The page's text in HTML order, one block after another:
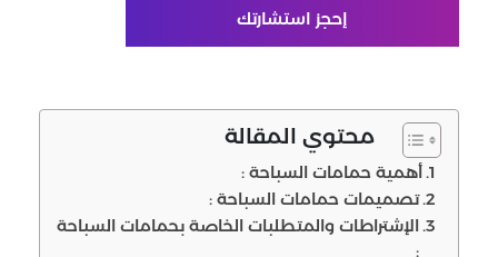
إحجز استشارتك
محتوي المقالة
أهمية حمامات السباحة :
تصميمات حمامات السباحة :
الإشتراطات والمتطلبات الخاصة بحمامات السباحة
: